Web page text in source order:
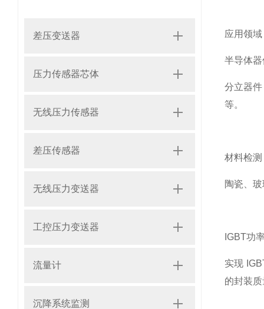
差压变送器
压力传感器芯体
无线压力传感器
差压传感器
无线压力变送器
工控压力变送器
流量计
沉降系统监测
应用领域
半导体
分立器
等。
材料检测
陶瓷、
IGBT功
实现
的封装